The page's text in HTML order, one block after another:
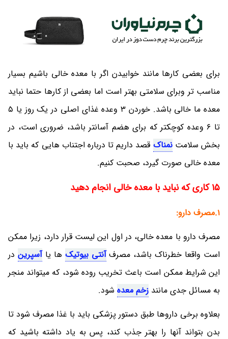
برای بعضی کارها مانند خوابیدن اگر با معده خالی باشیم بسیار
مناسب تر وبرای سلامتی بهتر است اما بعضی از کارها حتما نباید
معده ما خالی باشد. خوردن 3 وعده غذای اصلی در یک روز یا 5
تا 6 وعده کوچکتر که برای هضم آسانتر باشد، ضروری است، در
بخش سلامتنمناک قصد داریم تا درباره اجتناب هایی که باید با
معده خالی صورت گیرد، صحبت کنیم.
15 کاری که نباید با معده خالی انجام دهید
1.مصرف دارو:
مصرف دارو با معده خالی، در اول این لیست قرار دارد، زیرا ممکن
است واقعا خطرناک باشد، مصرفآنتی بیوتیک ها یاآسپرین در
این شرایط ممکن است باعث تخریب روده شود، که میتواند منجر
به مسائل جدی مانند زخم معده شود.
بعلاوه برخی داروها طبق دستور پزشکی باید با غذا مصرف شود تا
بدن بتواند آنها را بهتر جذب کند، پس به یاد داشته باشید که